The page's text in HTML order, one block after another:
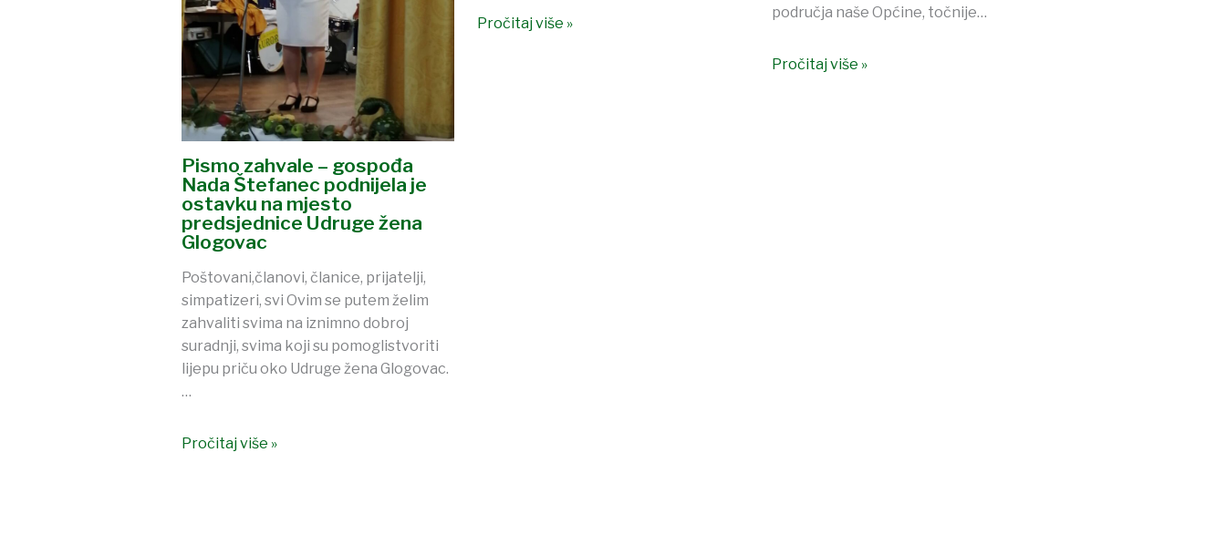
Pismo zahvale – gospođa
Nada Štefanec podnijela je
ostavku na mjesto
predsjednice Udruge žena
Glogovac
Poštovani,članovi, članice, prijatelji,
simpatizeri, svi Ovim se putem želim
zahvaliti svima na iznimno dobroj
suradnji, svima koji su pomoglistvoriti
lijepu priču oko Udruge žena Glogovac.
…
Pročitaj više »
Pročitaj više »
područja naše Općine, točnije…
Pročitaj više »